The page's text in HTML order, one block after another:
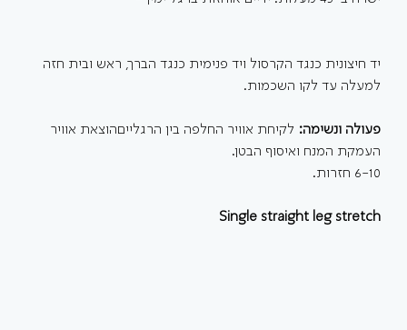
יד חיצונית כנגד הקרסול ויד פנימית כנגד הברך, ראש ובית חזה
למעלה עד לקו השכמות.
פעולה ונשימה: לקיחת אוויר החלפה בין הרגלייםהוצאת אוויר
העמקת המנח ואיסוף הבטן.
6-10 חזרות.
Single straight leg stretch